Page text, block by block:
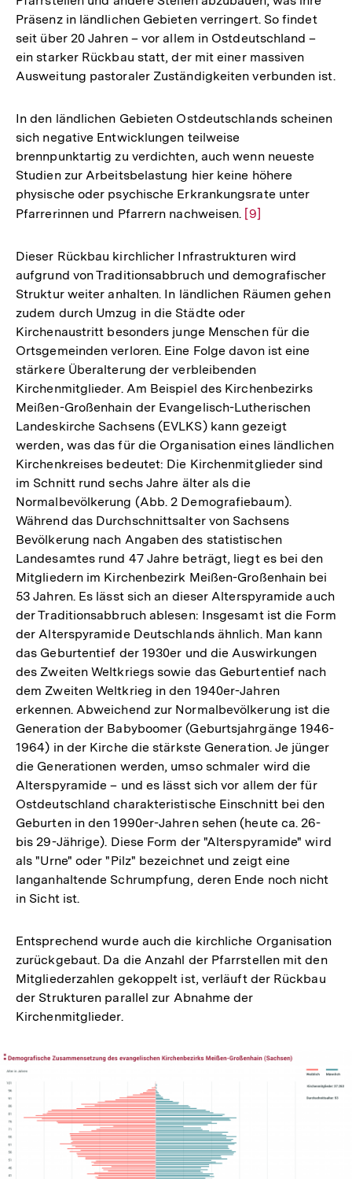
Präsenz in ländlichen Gebieten verringert. So findet
seit über 20 Jahren – vor allem in Ostdeutschland –
ein starker Rückbau statt, der mit einer massiven
Ausweitung pastoraler Zuständigkeiten verbunden ist.
In den ländlichen Gebieten Ostdeutschlands scheinen
sich negative Entwicklungen teilweise
brennpunktartig zu verdichten, auch wenn neueste
Studien zur Arbeitsbelastung hier keine höhere
physische oder psychische Erkrankungsrate unter
Pfarrerinnen und Pfarrern nachweisen. Zur
der
Fußnote
[9]
Dieser Rückbau kirchlicher Infrastrukturen wird
aufgrund von Traditionsabbruch und demografischer
Struktur weiter anhalten. In ländlichen Räumen gehen
zudem durch Umzug in die Städte oder
Kirchenaustritt besonders junge Menschen für die
Ortsgemeinden verloren. Eine Folge davon ist eine
stärkere Überalterung der verbleibenden
Kirchenmitglieder. Am Beispiel des Kirchenbezirks
Meißen-Großenhain der Evangelisch-Lutherischen
Landeskirche Sachsens (EVLKS) kann gezeigt
werden, was das für die Organisation eines ländlichen
Kirchenkreises bedeutet: Die Kirchenmitglieder sind
im Schnitt rund sechs Jahre älter als die
Normalbevölkerung (Abb. 2 Demografiebaum).
Während das Durchschnittsalter von Sachsens
Bevölkerung nach Angaben des statistischen
Landesamtes rund 47 Jahre beträgt, liegt es bei den
Mitgliedern im Kirchenbezirk Meißen-Großenhain bei
53 Jahren. Es lässt sich an dieser Alterspyramide auch
der Traditionsabbruch ablesen: Insgesamt ist die Form
der Alterspyramide Deutschlands ähnlich. Man kann
das Geburtentief der 1930er und die Auswirkungen
des Zweiten Weltkriegs sowie das Geburtentief nach
dem Zweiten Weltkrieg in den 1940er-Jahren
erkennen. Abweichend zur Normalbevölkerung ist die
Generation der Babyboomer (Geburtsjahrgänge 1946-
1964) in der Kirche die stärkste Generation. Je jünger
die Generationen werden, umso schmaler wird die
Alterspyramide – und es lässt sich vor allem der für
Ostdeutschland charakteristische Einschnitt bei den
Geburten in den 1990er-Jahren sehen (heute ca. 26-
bis 29-Jährige). Diese Form der "Alterspyramide" wird
als "Urne" oder "Pilz" bezeichnet und zeigt eine
langanhaltende Schrumpfung, deren Ende noch nicht
in Sicht ist.
Entsprechend wurde auch die kirchliche Organisation
zurückgebaut. Da die Anzahl der Pfarrstellen mit den
Mitgliederzahlen gekoppelt ist, verläuft der Rückbau
der Strukturen parallel zur Abnahme der
Kirchenmitglieder.